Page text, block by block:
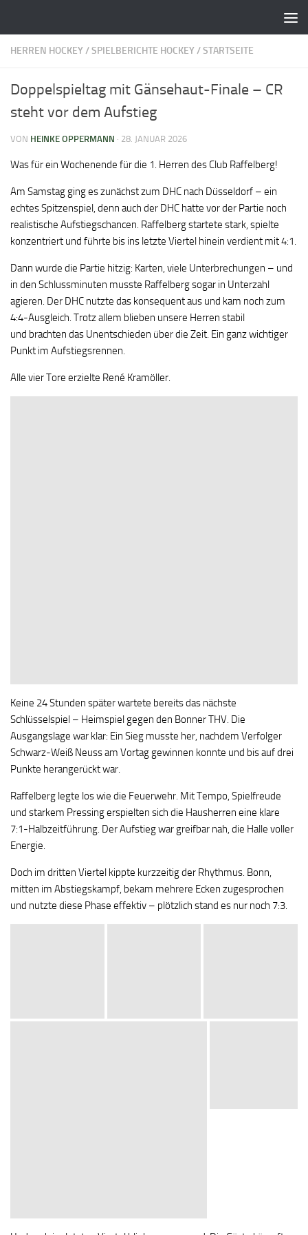
HERREN HOCKEY/SPIELBERICHTE HOCKEY/STARTSEITE
Doppelspieltag mit Gänsehaut-Finale – CR
steht vor dem Aufstieg
VON HEINKE OPPERMANN · 28. JANUAR 2026
Was für ein Wochenende für die 1. Herren des Club Raffelberg!
Am Samstag ging es zunächst zum DHC nach Düsseldorf – ein
echtes Spitzenspiel, denn auch der DHC hatte vor der Partie noch
realistische Aufstiegschancen. Raffelberg startete stark, spielte
konzentriert und führte bis ins letzte Viertel hinein verdient mit 4:1.
Dann wurde die Partie hitzig: Karten, viele Unterbrechungen – und
in den Schlussminuten musste Raffelberg sogar in Unterzahl
agieren. Der DHC nutzte das konsequent aus und kam noch zum
4:4-Ausgleich. Trotz allem blieben unsere Herren stabil
und brachten das Unentschieden über die Zeit. Ein ganz wichtiger
Punkt im Aufstiegsrennen.
Alle vier Tore erzielte René Kramöller.
Keine 24 Stunden später wartete bereits das nächste
Schlüsselspiel – Heimspiel gegen den Bonner THV. Die
Ausgangslage war klar: Ein Sieg musste her, nachdem Verfolger
Schwarz-Weiß Neuss am Vortag gewinnen konnte und bis auf drei
Punkte herangerückt war.
Raffelberg legte los wie die Feuerwehr. Mit Tempo, Spielfreude
und starkem Pressing erspielten sich die Hausherren eine klare
7:1-Halbzeitführung. Der Aufstieg war greifbar nah, die Halle voller
Energie.
Doch im dritten Viertel kippte kurzzeitig der Rhythmus. Bonn,
mitten im Abstiegskampf, bekam mehrere Ecken zugesprochen
und nutzte diese Phase effektiv – plötzlich stand es nur noch 7:3.